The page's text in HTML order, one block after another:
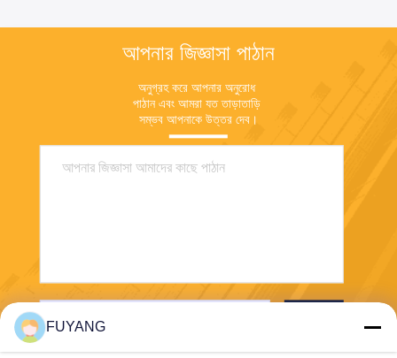
আপনার জিজ্ঞাসা পাঠান
অনুগ্রহ করে আপনার অনুরোধ
পাঠান এবং আমরা যত তাড়াতাড়ি
সম্ভব আপনাকে উত্তর দেব।
FUYANG